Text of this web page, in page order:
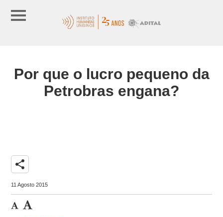
Por que o lucro pequeno da
Petrobras engana?
share
11 Agosto 2015